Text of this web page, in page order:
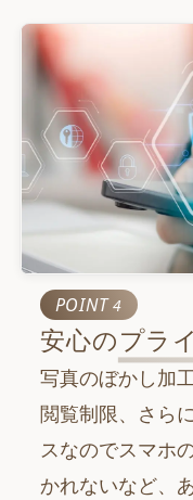
POINT4
安心のプラ
写真のぼかし加
閲覧制限、さら
スなのでスマホ
かれないなど、